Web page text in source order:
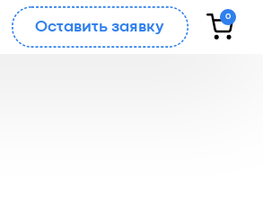
Оставить заявку
0